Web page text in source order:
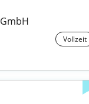
Vollzeit